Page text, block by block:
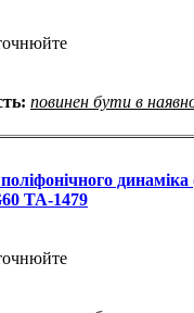
повинен бути в
динаміка
TA-1479